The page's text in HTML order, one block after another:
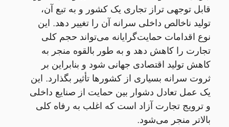
قابل توجهی تراز تجاری یک کشور و به تبع آن،
تولید ناخالص داخلی سرانه آن را تغییر دهد. این
نوع اقدامات حمایت‌گرایانه می‌تواند حجم کلی
تجارت را کاهش دهد و به طور بالقوه منجر به
کاهش تولید اقتصادی جهانی شود و بنابراین بر
ثروت سرانه بسیاری از کشورها تأثیر بگذارد. این
یک عمل تعادل دشوار بین حمایت از صنایع داخلی
و ترویج تجارت آزاد است که اغلب به رفاه کلی
بالاتر منجر می‌شود.